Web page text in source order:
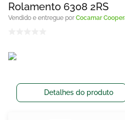
Rolamento 6308 2RS
Cocamar
Detalhes do produto